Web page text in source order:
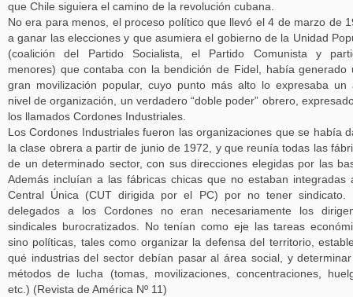
que Chile siguiera el camino de la revolución cubana.
No era para menos, el proceso político que llevó el 4 de marzo de
a ganar las elecciones y que asumiera el gobierno de la Unidad
(coalición del Partido Socialista, el Partido Comunista y
menores) que contaba con la bendición de Fidel, había generado
gran movilización popular, cuyo punto más alto lo expresaba un
nivel de organización, un verdadero “doble poder” obrero,
los llamados Cordones Industriales.
Los Cordones Industriales fueron las organizaciones que se había
la clase obrera a partir de junio de 1972, y que reunía todas las
de un determinado sector, con sus direcciones elegidas por las
Además incluían a las fábricas chicas que no estaban integradas
Central Única (CUT dirigida por el PC) por no tener sindicato.
delegados a los Cordones no eran necesariamente los
sindicales burocratizados. No tenían como eje las tareas
sino políticas, tales como organizar la defensa del territorio,
qué industrias del sector debían pasar al área social, y
métodos de lucha (tomas, movilizaciones, concentraciones,
etc.) (Revista de América Nº 11)